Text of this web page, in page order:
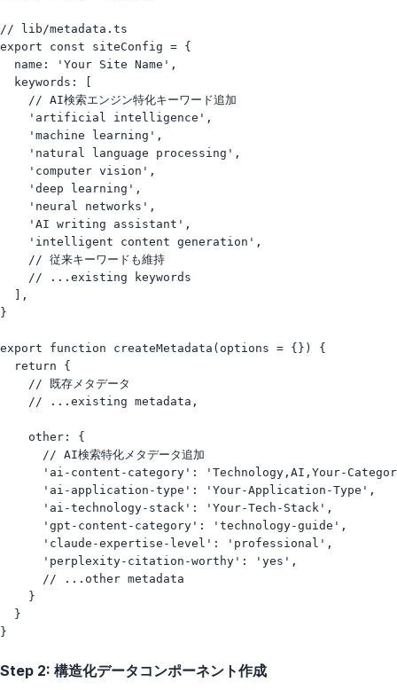
// lib/metadata.ts
export const siteConfig = {
  name: 'Your Site Name',
  keywords: [
    // AI検索エンジン特化キーワード追加
    'artificial intelligence',
    'machine learning',
    'natural language processing',
    'computer vision',
    'deep learning',
    'neural networks',
    'AI writing assistant',
    'intelligent content generation',
    // 従来キーワードも維持
    // ...existing keywords
  ],
}
export function createMetadata(options = {}) {
  return {
    // 既存メタデータ
    // ...existing metadata,
    other: {
      // AI検索特化メタデータ追加
'ai-content-category': 'Technology,AI,Your-
      'ai-application-type': 'Your-Application-Type',
      'ai-technology-stack': 'Your-Tech-Stack',
      'gpt-content-category': 'technology-guide',
      'claude-expertise-level': 'professional',
      'perplexity-citation-worthy': 'yes',
      // ...other metadata
    }
  }
Step 2: 構造化データコンポーネント作成